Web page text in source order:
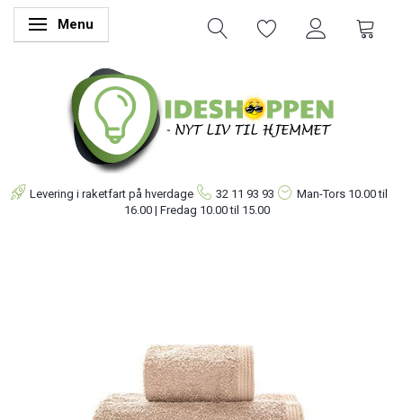
Skifte navigation
Menu
Levering i raketfart på hverdage 32 11 93 93 Man-Tors 10.00 til
16.00 | Fredag 10.00 til 15.00